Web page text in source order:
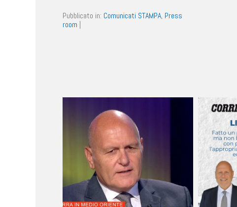
Pubblicato in: Comunicati STAMPA, Press
room |